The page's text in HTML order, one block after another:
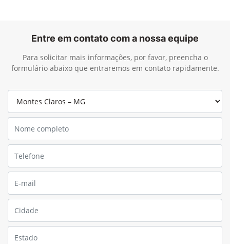
Entre em contato com a nossa equipe
Para solicitar mais informações, por favor, preencha o
formulário abaixo que entraremos em contato rapidamente.